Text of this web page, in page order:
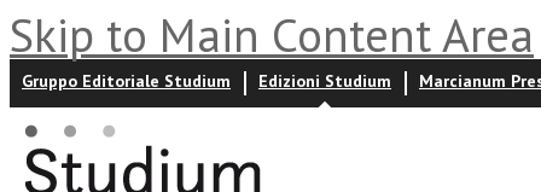
Skip to Main Content Area
Gruppo Editoriale Studium Edizioni Studium Marcianum